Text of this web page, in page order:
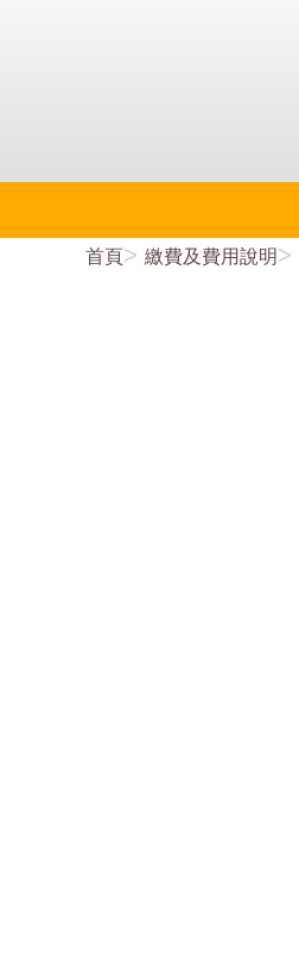
首頁 繳費及費用說明